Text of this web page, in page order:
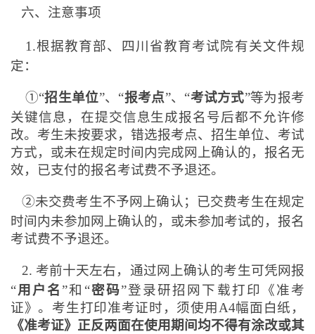
六、注意事项
1.根据教育部、四川省教育考试院有关文件规
定：
①“招生单位”、“报考点”、“考试方式”等为报考
关键信息，在提交信息生成报名号后都不允许修
改。考生未按要求，错选报考点、招生单位、考试
方式，或未在规定时间内完成网上确认的，报名无
效，已支付的报名考试费不予退还。
②未交费考生不予网上确认；已交费考生在规定
时间内未参加网上确认的，或未参加考试的，报名
考试费不予退还。
2. 考前十天左右，通过网上确认的考生可凭网报
“用户名”和“密码”登录研招网下载打印《准考
证》。考生打印准考证时，须使用A4幅面白纸，
《准考证》正反两面在使用期间均不得有涂改或其